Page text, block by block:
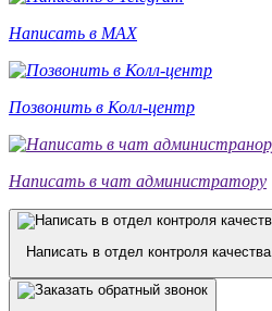
Написать в MAX
Позвонить в Колл-центр
Написать в чат администратору
Написать в отдел контроля качества